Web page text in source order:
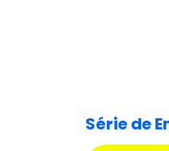
Série de